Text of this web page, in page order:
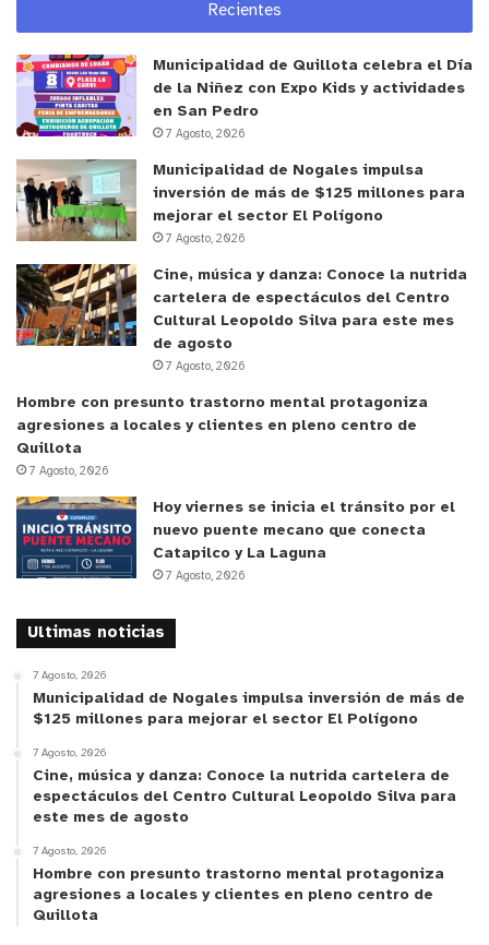
El Catálogo Digital es una herramienta
colaborativa que busca promover y generar redes
entre programadores de actividades artísticas, con
el fin de promover la cultura digital y la utilización
de herramientas tecnológicas en la creación,
producción, circulación y acceso de obras y bienes
artísticos culturales y patrimoniales.
La inscripción de las ofertas en la plataforma
queda a disposición de los diversos espacios
culturales municipales, para que éstos puedan
elaborar programación cultural con propuestas de
artistas locales actualizadas.
Inscripciones disponibles en
https://catalogoprogramacion.cultura.gob.cl/
Dudas y consultas al correo
catalogo.programa@cultura.gob.cl o agendar una
cita telefónica a través de esteformulario web
Recientes
Municipalidad de Quillota celebra el Día
de la Niñez con Expo Kids y actividades
en San Pedro
7 Agosto, 2026
Municipalidad de Nogales impulsa
inversión de más de $125 millones para
mejorar el sector El Polígono
7 Agosto, 2026
Cine, música y danza: Conoce la nutrida
cartelera de espectáculos del Centro
Cultural Leopoldo Silva para este mes
de agosto
7 Agosto, 2026
Hombre con presunto trastorno mental protagoniza
agresiones a locales y clientes en pleno centro de
Quillota
7 Agosto, 2026
Hoy viernes se inicia el tránsito por el
nuevo puente mecano que conecta
Catapilco y La Laguna
7 Agosto, 2026
Ultimas noticias
7 Agosto, 2026
Municipalidad de Nogales impulsa inversión de más de
$125 millones para mejorar el sector El Polígono
7 Agosto, 2026
Cine, música y danza: Conoce la nutrida cartelera de
espectáculos del Centro Cultural Leopoldo Silva para
este mes de agosto
7 Agosto, 2026
Hombre con presunto trastorno mental protagoniza
agresiones a locales y clientes en pleno centro de
Quillota